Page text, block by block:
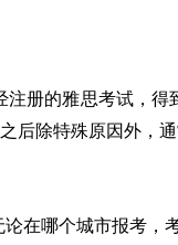
册的雅思考试，
后除特殊原因外，通
在哪个城市报考，